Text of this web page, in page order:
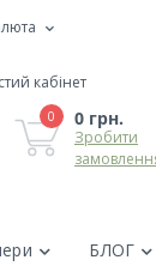
кабінет
0 0 грн.
Зробити
БЛОГ